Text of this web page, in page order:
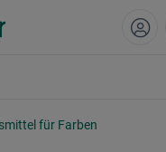
für Farben